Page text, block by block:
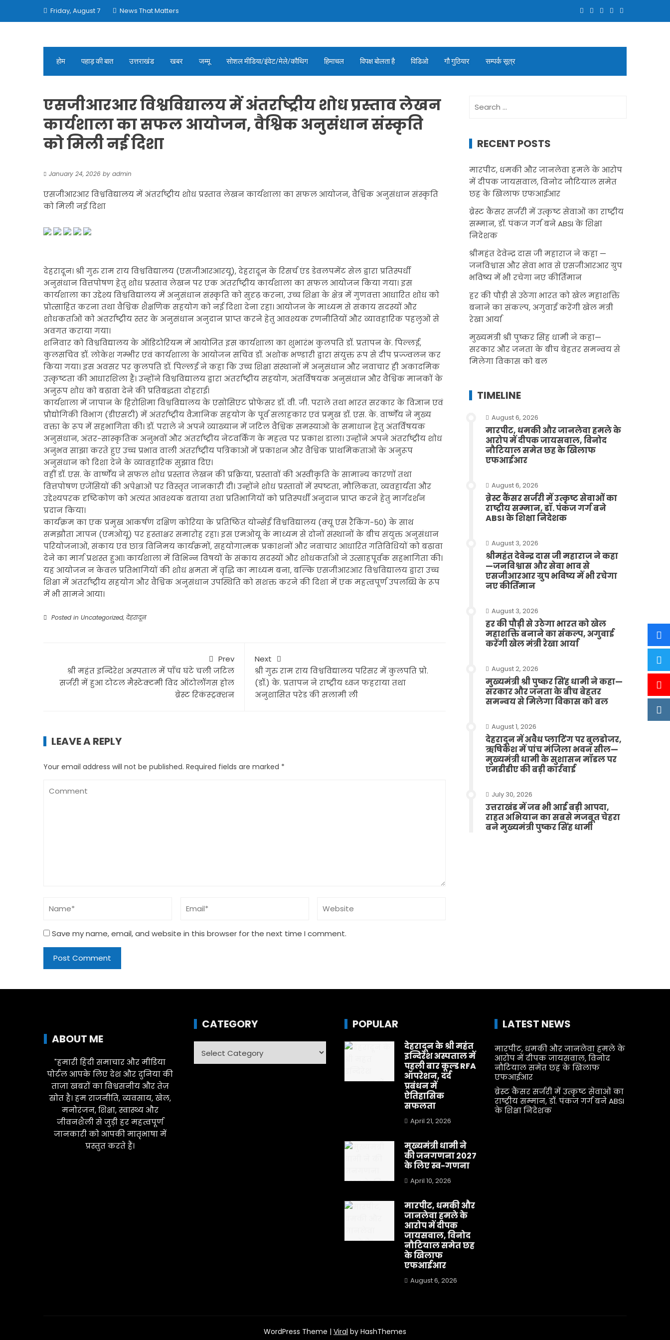
Friday, August 7 News That Matters
होम पहाड़ की बात उत्तराखंड खबर जम्मू सोशल मीडिया/इंवेट/मेले/कौथिग हिमाचल विपक्ष बोलता है विडिओ गौ गुठियार सम्पर्क सूत्र
एसजीआरआर विश्वविद्यालय में अंतर्राष्ट्रीय शोध प्रस्ताव लेखन
कार्यशाला का सफल आयोजन, वैश्विक अनुसंधान संस्कृति
को मिली नई दिशा
January 24, 2026 by admin
एसजीआरआर विश्वविद्यालय में अंतर्राष्ट्रीय शोध प्रस्ताव लेखन कार्यशाला का सफल आयोजन, वैश्विक अनुसंधान संस्कृति
को मिली नई दिशा
देहरादून। श्री गुरु राम राय विश्वविद्यालय (एसजीआरआरयू), देहरादून के रिसर्च एंड डेवलपमेंट सेल द्वारा प्रतिस्पर्धी
अनुसंधान वित्तपोषण हेतु शोध प्रस्ताव लेखन पर एक अंतर्राष्ट्रीय कार्यशाला का सफल आयोजन किया गया। इस
कार्यशाला का उद्देश्य विश्वविद्यालय में अनुसंधान संस्कृति को सुदृढ़ करना, उच्च शिक्षा के क्षेत्र में गुणवत्ता आधारित शोध को
प्रोत्साहित करना तथा वैश्विक शैक्षणिक सहयोग को नई दिशा देना रहा। आयोजन के माध्यम से संकाय सदस्यों और
शोधकर्ताओं को अंतर्राष्ट्रीय स्तर के अनुसंधान अनुदान प्राप्त करने हेतु आवश्यक रणनीतियों और व्यावहारिक पहलुओं से
अवगत कराया गया।
शनिवार को विश्वविद्यालय के ऑडिटोरियम में आयोजित इस कार्यशाला का शुभारंभ कुलपति डॉ. प्रतापन के. पिल्लई,
कुलसचिव डॉ. लोकेश गम्भीर एवं कार्यशाला के आयोजन सचिव डॉ. अशोक भण्डारी द्वारा संयुक्त रूप से दीप प्रज्ज्वलन कर
किया गया। इस अवसर पर कुलपति डॉ. पिल्लई ने कहा कि उच्च शिक्षा संस्थानों में अनुसंधान और नवाचार ही अकादमिक
उत्कृष्टता की आधारशिला हैं। उन्होंने विश्वविद्यालय द्वारा अंतर्राष्ट्रीय सहयोग, अंतर्विषयक अनुसंधान और वैश्विक मानकों के
अनुरूप शोध को बढ़ावा देने की प्रतिबद्धता दोहराई।
कार्यशाला में जापान के हिरोशिमा विश्वविद्यालय के एसोसिएट प्रोफेसर डॉ. वी. जी. पराले तथा भारत सरकार के विज्ञान एवं
प्रौद्योगिकी विभाग (डीएसटी) में अंतर्राष्ट्रीय वैज्ञानिक सहयोग के पूर्व सलाहकार एवं प्रमुख डॉ. एस. के. वार्ष्णेय ने मुख्य
वक्ता के रूप में सहभागिता की। डॉ. पराले ने अपने व्याख्यान में जटिल वैश्विक समस्याओं के समाधान हेतु अंतर्विषयक
अनुसंधान, अंतर-सांस्कृतिक अनुभवों और अंतर्राष्ट्रीय नेटवर्किंग के महत्व पर प्रकाश डाला। उन्होंने अपने अंतर्राष्ट्रीय शोध
अनुभव साझा करते हुए उच्च प्रभाव वाली अंतर्राष्ट्रीय पत्रिकाओं में प्रकाशन और वैश्विक प्राथमिकताओं के अनुरूप
अनुसंधान को दिशा देने के व्यावहारिक सुझाव दिए।
वहीं डॉ. एस. के वार्ष्णेय ने सफल शोध प्रस्ताव लेखन की प्रक्रिया, प्रस्तावों की अस्वीकृति के सामान्य कारणों तथा
वित्तपोषण एजेंसियों की अपेक्षाओं पर विस्तृत जानकारी दी। उन्होंने शोध प्रस्तावों में स्पष्टता, मौलिकता, व्यवहार्यता और
उद्देश्यपरक दृष्टिकोण को अत्यंत आवश्यक बताया तथा प्रतिभागियों को प्रतिस्पर्धी अनुदान प्राप्त करने हेतु मार्गदर्शन
प्रदान किया।
कार्यक्रम का एक प्रमुख आकर्षण दक्षिण कोरिया के प्रतिष्ठित योन्सेई विश्वविद्यालय (क्यू एस रैंकिंग-50) के साथ
समझौता ज्ञापन (एमओयू) पर हस्ताक्षर समारोह रहा। इस एमओयू के माध्यम से दोनों संस्थानों के बीच संयुक्त अनुसंधान
परियोजनाओं, संकाय एवं छात्र विनिमय कार्यक्रमों, सहयोगात्मक प्रकाशनों और नवाचार आधारित गतिविधियों को बढ़ावा
देने का मार्ग प्रशस्त हुआ। कार्यशाला में विभिन्न विषयों के संकाय सदस्यों और शोधकर्ताओं ने उत्साहपूर्वक सहभागिता की।
यह आयोजन न केवल प्रतिभागियों की शोध क्षमता में वृद्धि का माध्यम बना, बल्कि एसजीआरआर विश्वविद्यालय द्वारा उच्च
शिक्षा में अंतर्राष्ट्रीय सहयोग और वैश्विक अनुसंधान उपस्थिति को सशक्त करने की दिशा में एक महत्वपूर्ण उपलब्धि के रूप
में भी सामने आया।
Posted in Uncategorized, देहरादून
Prev
श्री महंत इन्दिरेश अस्पताल में पाँच घंटे चली जटिल
सर्जरी में हुआ टोटल मैस्टेक्टमी विद ऑटोलॉगस होल
ब्रेस्ट रिकंस्ट्रक्शन
Next
श्री गुरु राम राय विश्वविद्यालय परिसर में कुलपति प्रो.
(डॉ.) के. प्रतापन ने राष्ट्रीय ध्वज फहराया तथा
अनुशासित परेड की सलामी ली
LEAVE A REPLY
Your email address will not be published. Required fields are marked *
Save my name, email, and website in this browser for the next time I comment.
for:
RECENT POSTS
मारपीट, धमकी और जानलेवा हमले के आरोप
में दीपक जायसवाल, विनोद नौटियाल समेत
छह के खिलाफ एफआईआर
ब्रेस्ट कैंसर सर्जरी में उत्कृष्ट सेवाओं का राष्ट्रीय
सम्मान, डॉ. पंकज गर्ग बने ABSI के शिक्षा
निदेशक
श्रीमहंत देवेन्द्र दास जी महाराज ने कहा —
जनविश्वास और सेवा भाव से एसजीआरआर ग्रुप
भविष्य में भी रचेगा नए कीर्तिमान
हर की पौड़ी से उठेगा भारत को खेल महाशक्ति
बनाने का संकल्प, अगुवाई करेंगी खेल मंत्री
रेखा आर्या
मुख्यमंत्री श्री पुष्कर सिंह धामी ने कहा—
सरकार और जनता के बीच बेहतर समन्वय से
मिलेगा विकास को बल
TIMELINE
August 6, 2026
मारपीट, धमकी और जानलेवा हमले के
आरोप में दीपक जायसवाल, विनोद
नौटियाल समेत छह के खिलाफ
एफआईआर
August 6, 2026
ब्रेस्ट कैंसर सर्जरी में उत्कृष्ट सेवाओं का
राष्ट्रीय सम्मान, डॉ. पंकज गर्ग बने
ABSI के शिक्षा निदेशक
August 3, 2026
श्रीमहंत देवेन्द्र दास जी महाराज ने कहा
—जनविश्वास और सेवा भाव से
एसजीआरआर ग्रुप भविष्य में भी रचेगा
नए कीर्तिमान
August 3, 2026
हर की पौड़ी से उठेगा भारत को खेल
महाशक्ति बनाने का संकल्प, अगुवाई
करेंगी खेल मंत्री रेखा आर्या
August 2, 2026
मुख्यमंत्री श्री पुष्कर सिंह धामी ने कहा—
सरकार और जनता के बीच बेहतर
समन्वय से मिलेगा विकास को बल
August 1, 2026
देहरादून में अवैध प्लाटिंग पर बुलडोजर,
ऋषिकेश में पांच मंजिला भवन सील—
मुख्यमंत्री धामी के सुशासन मॉडल पर
एमडीडीए की बड़ी कार्रवाई
July 30, 2026
उत्तराखंड में जब भी आई बड़ी आपदा,
राहत अभियान का सबसे मजबूत चेहरा
बने मुख्यमंत्री पुष्कर सिंह धामी
ABOUT ME
"हमारी हिंदी समाचार और मीडिया
पोर्टल आपके लिए देश और दुनिया की
ताज़ा खबरों का विश्वसनीय और तेज़
स्रोत है। हम राजनीति, व्यवसाय, खेल,
मनोरंजन, शिक्षा, स्वास्थ्य और
जीवनशैली से जुड़ी हर महत्वपूर्ण
जानकारी को आपकी मातृभाषा में
प्रस्तुत करते हैं।
CATEGORY POPULAR
देहरादून के श्री महंत
इन्दिरेश अस्पताल में
पहली बार कूल्ड RFA
ऑपरेशन, दर्द
प्रबंधन में
ऐतिहासिक
सफलता
April 21, 2026
मुख्यमंत्री धामी ने
की जनगणना 2027
के लिए स्व-गणना
April 10, 2026
मारपीट, धमकी और
जानलेवा हमले के
आरोप में दीपक
जायसवाल, विनोद
नौटियाल समेत छह
के खिलाफ
एफआईआर
August 6, 2026
LATEST NEWS
मारपीट, धमकी और जानलेवा हमले के
आरोप में दीपक जायसवाल, विनोद
नौटियाल समेत छह के खिलाफ
एफआईआर
ब्रेस्ट कैंसर सर्जरी में उत्कृष्ट सेवाओं का
राष्ट्रीय सम्मान, डॉ. पंकज गर्ग बने ABSI
के शिक्षा निदेशक
WordPress Theme | Viral by HashThemes